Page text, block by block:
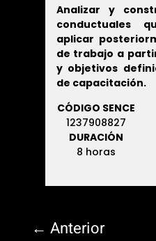
Analizar y
conductuales
aplicar
de trabajo a
y objetivos
de capacitación.
CÓDIGO SENCE
1237908827
DURACIÓN
8 horas
← Anterior